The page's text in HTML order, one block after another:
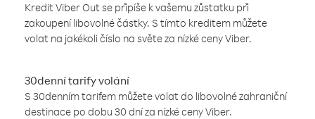
Kredit Viber Out se připíše k vašemu zůstatku při
zakoupení libovolné částky. S tímto kreditem můžete
volat na jakékoli číslo na světe za nízké ceny Viber.
30denní tarify volání
S 30denním tarifem můžete volat do libovolné zahraniční
destinace po dobu 30 dní za nízké ceny Viber.